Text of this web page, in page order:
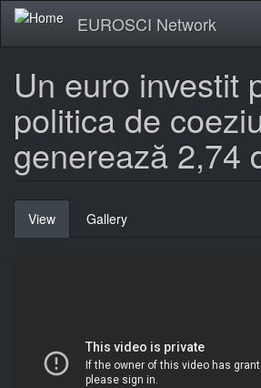
Skip
main
EUROSCI Network
Un euro investit
politica de
generează 2,74
Primary
tabs
View (active
tab)
Gallery